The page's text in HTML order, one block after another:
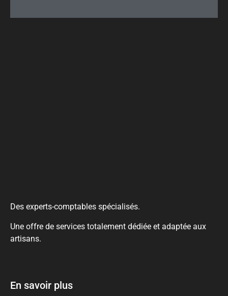
Des experts-comptables spécialisés.
Une offre de services totalement dédiée et adaptée aux
artisans.
En savoir plus